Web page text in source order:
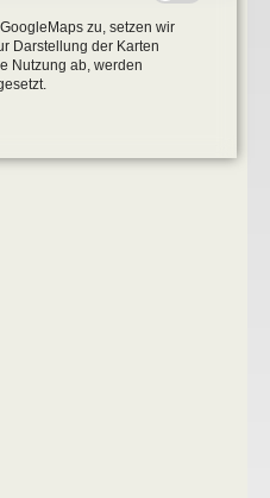
zu, setzen wir
Darstellung der Karten
Nutzung ab, werden